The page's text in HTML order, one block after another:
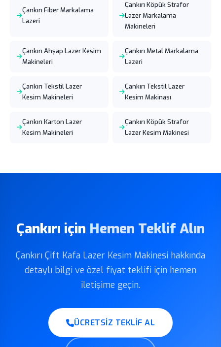
Çankırı Fiber Markalama
Lazeri
Çankırı Köpük Strafor
Lazer Markalama
Makineleri
Çankırı Ahşap Lazer Kesim
Makineleri
Çankırı Metal Markalama
Lazeri
Çankırı Tekstil Lazer
Kesim Makineleri
Çankırı Tekstil Lazer
Kesim Makinası
Çankırı Karton Lazer
Kesim Makineleri
Çankırı Köpük Strafor
Lazer Kesim Makinesi
Çankırı için Hemen Teklif Alın
Çankırı Çift Kafa Lazer Kesim Makinesi hakkında
detaylı bilgi ve özel fiyat teklifi için hemen
iletişime geçin.
ÜCRETSIZ TEKLIF AL